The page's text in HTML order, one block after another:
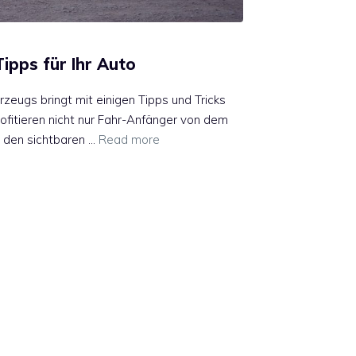
für Ihr Auto
bringt mit einigen Tipps und Tricks
nicht nur Fahr-Anfänger von dem
sichtbaren … Read more